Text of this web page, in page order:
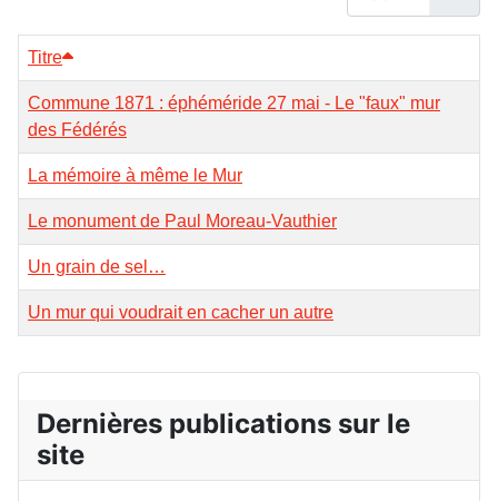
Titre
Commune 1871 : éphéméride 27 mai - Le "faux" mur
des Fédérés
La mémoire à même le Mur
Le monument de Paul Moreau-Vauthier
Un grain de sel…
Un mur qui voudrait en cacher un autre
Dernières publications sur le
site